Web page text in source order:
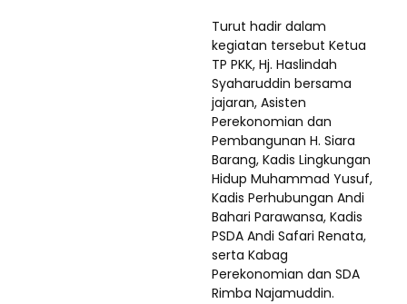
Turut hadir dalam
kegiatan tersebut Ketua
TP PKK, Hj. Haslindah
Syaharuddin bersama
jajaran, Asisten
Perekonomian dan
Pembangunan H. Siara
Barang, Kadis Lingkungan
Hidup Muhammad Yusuf,
Kadis Perhubungan Andi
Bahari Parawansa, Kadis
PSDA Andi Safari Renata,
serta Kabag
Perekonomian dan SDA
Rimba Najamuddin.